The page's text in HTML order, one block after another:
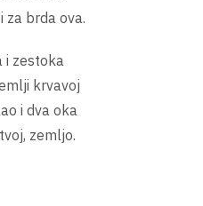
za brda ova.
i zestoka
krvavoj
i dva oka
zemljo.